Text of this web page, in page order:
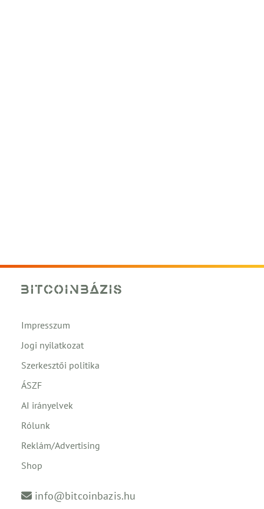
Impresszum
Jogi nyilatkozat
Szerkesztői politika
ÁSZF
AI irányelvek
Rólunk
Reklám/Advertising
Shop
info@bitcoinbazis.hu